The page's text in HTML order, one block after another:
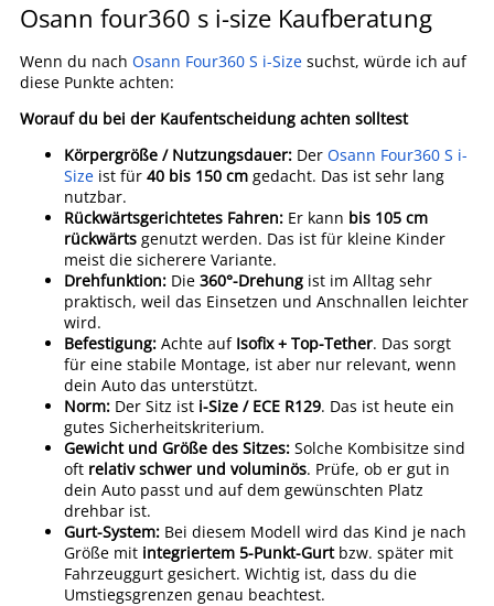
Osann four360 s i-size Kaufberatung
Wenn du nach Osann Four360 S i-Size suchst, würde ich auf
diese Punkte achten:
Worauf du bei der Kaufentscheidung achten solltest
Körpergröße / Nutzungsdauer: Der Osann Four360 S i-
Size ist für 40 bis 150 cm gedacht. Das ist sehr lang
nutzbar.
Rückwärtsgerichtetes Fahren: Er kann bis 105 cm
rückwärts genutzt werden. Das ist für kleine Kinder
meist die sicherere Variante.
Drehfunktion: Die 360°-Drehung ist im Alltag sehr
praktisch, weil das Einsetzen und Anschnallen leichter
wird.
Befestigung: Achte auf Isofix + Top-Tether. Das sorgt
für eine stabile Montage, ist aber nur relevant, wenn
dein Auto das unterstützt.
Norm: Der Sitz ist i-Size / ECE R129. Das ist heute ein
gutes Sicherheitskriterium.
Gewicht und Größe des Sitzes: Solche Kombisitze sind
oft relativ schwer und voluminös. Prüfe, ob er gut in
dein Auto passt und auf dem gewünschten Platz
drehbar ist.
Gurt-System: Bei diesem Modell wird das Kind je nach
Größe mit integriertem 5-Punkt-Gurtbzw. später mit
Fahrzeuggurt gesichert. Wichtig ist, dass du die
Umstiegsgrenzen genau beachtest.